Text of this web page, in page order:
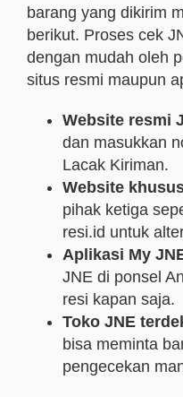
barang yang dikirim
berikut. Proses cek
dengan mudah oleh
situs resmi maupun
Website resmi
dan masukkan
Lacak Kiriman.
Website
pihak ketiga
resi.id untuk
Aplikasi My
JNE di ponsel
resi kapan saja.
Toko JNE
bisa meminta
pengecekan